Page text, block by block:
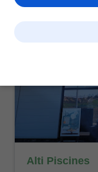
Alti Piscines